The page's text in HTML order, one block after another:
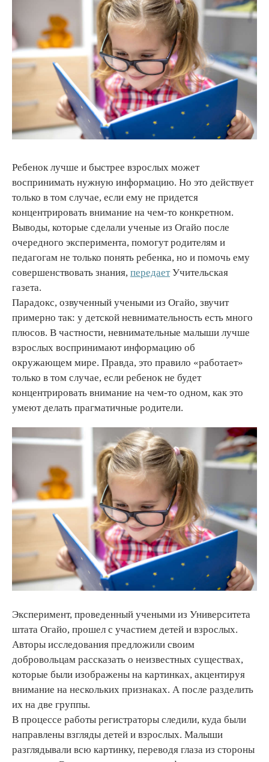
Ребенок лучше и быстрее взрослых может
воспринимать нужную информацию. Но это действует
только в том случае, если ему не придется
концентрировать внимание на чем-то конкретном.
Выводы, которые сделали ученые из Огайо после
очередного эксперимента, помогут родителям и
педагогам не только понять ребенка, но и помочь ему
совершенствовать знания, передаетУчительская
газета.
Парадокс, озвученный учеными из Огайо, звучит
примерно так: у детской невнимательность есть много
плюсов. В частности, невнимательные малыши лучше
взрослых воспринимают информацию об
окружающем мире. Правда, это правило «работает»
только в том случае, если ребенок не будет
концентрировать внимание на чем-то одном, как это
умеют делать прагматичные родители.
Эксперимент, проведенный учеными из Университета
штата Огайо, прошел с участием детей и взрослых.
Авторы исследования предложили своим
добровольцам рассказать о неизвестных существах,
которые были изображены на картинках, акцентируя
внимание на нескольких признаках. А после разделить
их на две группы.
В процессе работы регистраторы следили, куда были
направлены взгляды детей и взрослых. Малыши
разглядывали всю картинку, переводя глаза из стороны